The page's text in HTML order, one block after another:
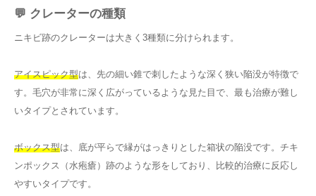
💬 クレーターの種類
ニキビ跡のクレーターは大きく3種類に分けられます。
アイスピック型は、先の細い錐で刺したような深く狭い陥没が特徴で
す。毛穴が非常に深く広がっているような見た目で、最も治療が難し
いタイプとされています。
ボックス型は、底が平らで縁がはっきりとした箱状の陥没です。チキ
ンポックス（水疱瘡）跡のような形をしており、比較的治療に反応し
やすいタイプです。